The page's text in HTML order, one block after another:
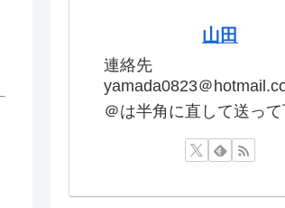
山田
連絡先
yamada0823＠
＠は半角に直して送っ